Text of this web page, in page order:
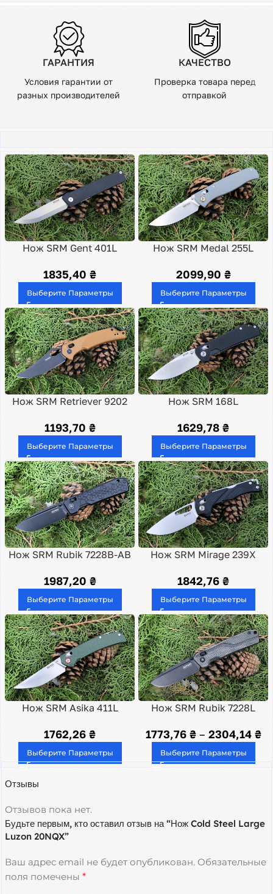
ГАРАНТИЯ
Условия гарантии от
разных производителей
КАЧЕСТВО
Проверка товара перед
отправкой
Нож SRM Gent 401L
1835,40 ₴
Выберите Параметры
Нож SRM Medal 255L
2099,90 ₴
Выберите Параметры
Нож SRM Retriever 9202
1193,70 ₴
Выберите Параметры
Нож SRM 168L
1629,78 ₴
Выберите Параметры
Нож SRM Rubik 7228B-AB
1987,20 ₴
Выберите Параметры
Нож SRM Mirage 239X
1842,76 ₴
Выберите Параметры
Нож SRM Asika 411L
1762,26 ₴
Выберите Параметры
Нож SRM Rubik 7228L
1773,76 ₴ – 2304,14 ₴
Выберите Параметры
Отзывы
Отзывов пока нет.
Будьте первым, кто оставил отзыв на “Нож Cold Steel Large
Luzon 20NQX”
Ваш адрес email не будет опубликован. Обязательные
поля помечены *